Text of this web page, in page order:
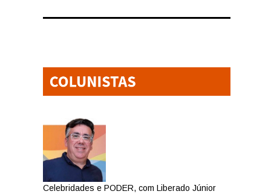
Celebridades e PODER, com Liberado Júnior